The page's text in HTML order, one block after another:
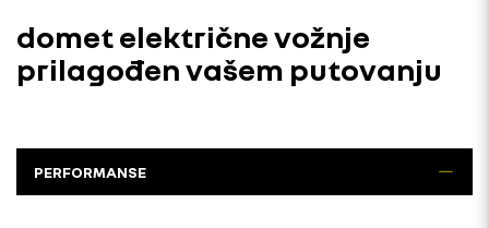
domet električne vožnje
prilagođen vašem putovanju
PERFORMANSE